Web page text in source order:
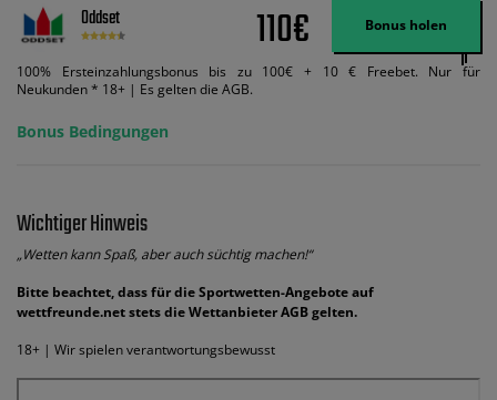
Oddset 110€ Bonus holen
100% Ersteinzahlungsbonus bis zu 100€ + 10 € Freebet. Nur für
Neukunden * 18+ | Es gelten die AGB.
Bonus Bedingungen
Wichtiger Hinweis
„Wetten kann Spaß, aber auch süchtig machen!“
Bitte beachtet, dass für die Sportwetten-Angebote auf
wettfreunde.net stets die Wettanbieter AGB gelten.
18+ | Wir spielen verantwortungsbewusst